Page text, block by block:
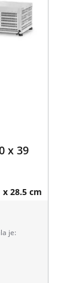
x 39
x 28.5 cm
je: